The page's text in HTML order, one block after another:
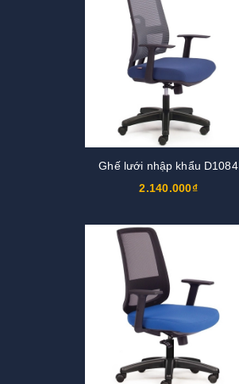
Ghế lưới nhập khẩu D1084
2.140.000₫